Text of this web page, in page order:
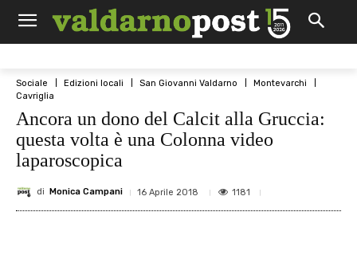
Sociale Edizioni locali San Giovanni Valdarno
Montevarchi
Cavriglia
Ancora un dono del Calcit alla Gruccia:
questa volta è una Colonna video
laparoscopica
di Monica Campani 16 Aprile 2018 1181